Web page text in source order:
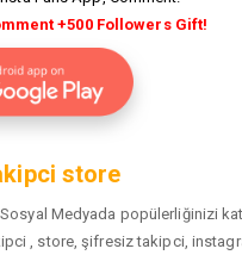
+500 Followers Gift!
store
Medyada popülerliğinizi
, store, şifresiz takipci,